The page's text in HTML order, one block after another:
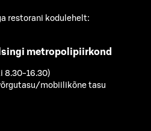
restorani kodulehelt:
metropolipiirkond
8.30-16.30)
mobiilikõne tasu